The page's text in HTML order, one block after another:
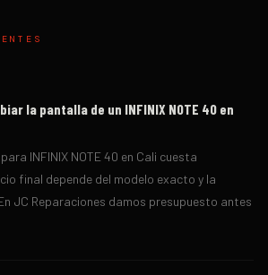
la pantalla de un INFINIX NOTE 40 en
INFINIX NOTE 40 en Cali cuesta
final depende del modelo exacto y la
JC Reparaciones damos presupuesto antes